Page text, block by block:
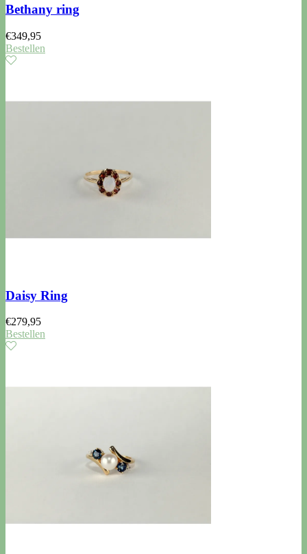
Bethany ring
€349,95
Bestellen
Daisy Ring
€279,95
Bestellen